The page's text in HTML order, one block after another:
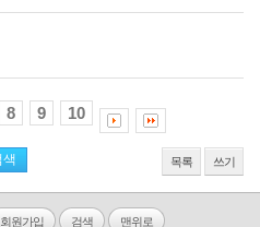
8 9 10
목록 쓰기
회원가입 검색 맨위로